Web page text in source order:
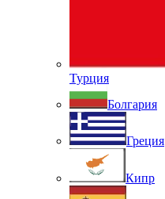
Турция
Болгария
Греция
Кипр